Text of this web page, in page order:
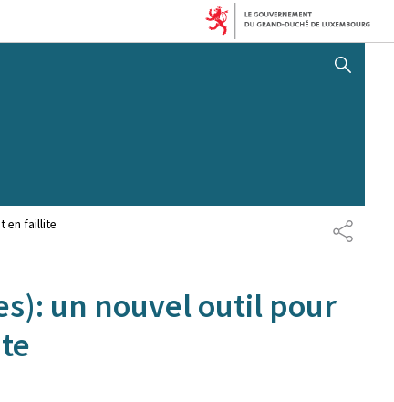
AFFICHER / MASQUER
en faillite
un nouvel outil pour